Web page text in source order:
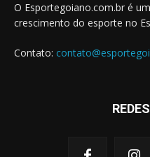
O Esportegoiano.com.br é
crescimento do esporte no
Contato: